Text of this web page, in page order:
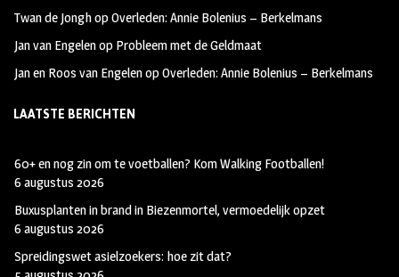
Twan de JonghopOverleden: Annie Bolenius – Berkelmans
Jan van Engelenop Probleem met de Geldmaat
Jan en Roos van EngelenopOverleden: Annie Bolenius – Berkelmans
LAATSTE BERICHTEN
60+ en nog zin om te voetballen? Kom Walking Footballen!
6 augustus 2026
Buxusplanten in brand in Biezenmortel, vermoedelijk opzet
6 augustus 2026
Spreidingswet asielzoekers: hoe zit dat?